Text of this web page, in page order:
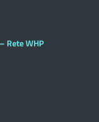
Rete WHP